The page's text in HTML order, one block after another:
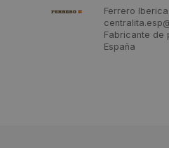
Ferrero
Fabricante de
España